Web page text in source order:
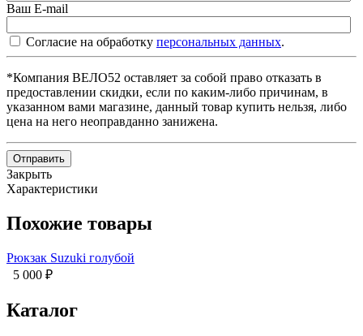
Ваш E-mail
Согласие на обработку персональных данных.
*Компания ВЕЛО52 оставляет за собой право отказать в
предоставлении скидки, если по каким-либо причинам, в
указанном вами магазине, данный товар купить нельзя, либо
цена на него неоправданно занижена.
Отправить
Закрыть
Характеристики
Похожие товары
Рюкзак Suzuki голубой
5 000 ₽
Каталог